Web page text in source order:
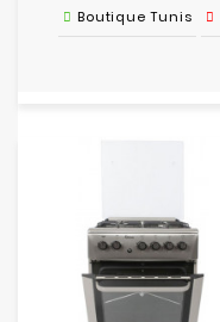
Boutique Tunis